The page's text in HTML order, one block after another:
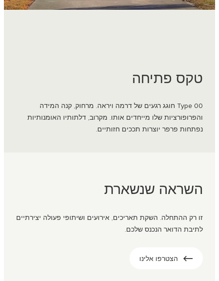
טקס פתיחה
00 Type חוגג רגעים של דרמה ויראה. מרחוק, קנה המידה
והפרופורציות שלו מייחדים אותו. מקרוב, דלתותיו האומנותיות
נפתחות פרפר יוצרות תככים חזותיים.
השראה שנשארת
זו רק ההתחלה. השקת תאריכים, אירועים ושיתופי פעולה יצירתיים
לתיבת הדואר הנכנס שלכם.
הצטרפו אלינו